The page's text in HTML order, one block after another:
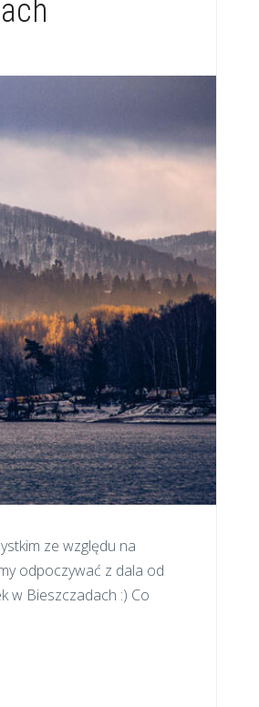
ze względu na
odpoczywać z dala od
w Bieszczadach :) Co